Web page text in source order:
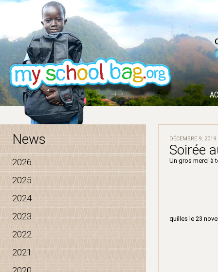
News
2026
2025
2024
2023
2022
2021
DÉCEMBRE 9, 2019
Soirée
Un gros merci à
quilles le 23